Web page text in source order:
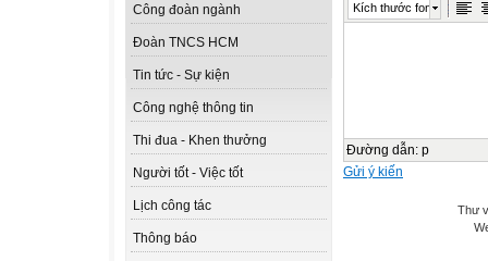
Công đoàn ngành
Đoàn TNCS HCM
Tin tức - Sự kiện
Công nghệ thông tin
Thi đua - Khen thưởng
Người tốt - Việc tốt
Lịch công tác
Thông báo
Kích thước font
Đường dẫn: p
Gửi ý kiến
Thư